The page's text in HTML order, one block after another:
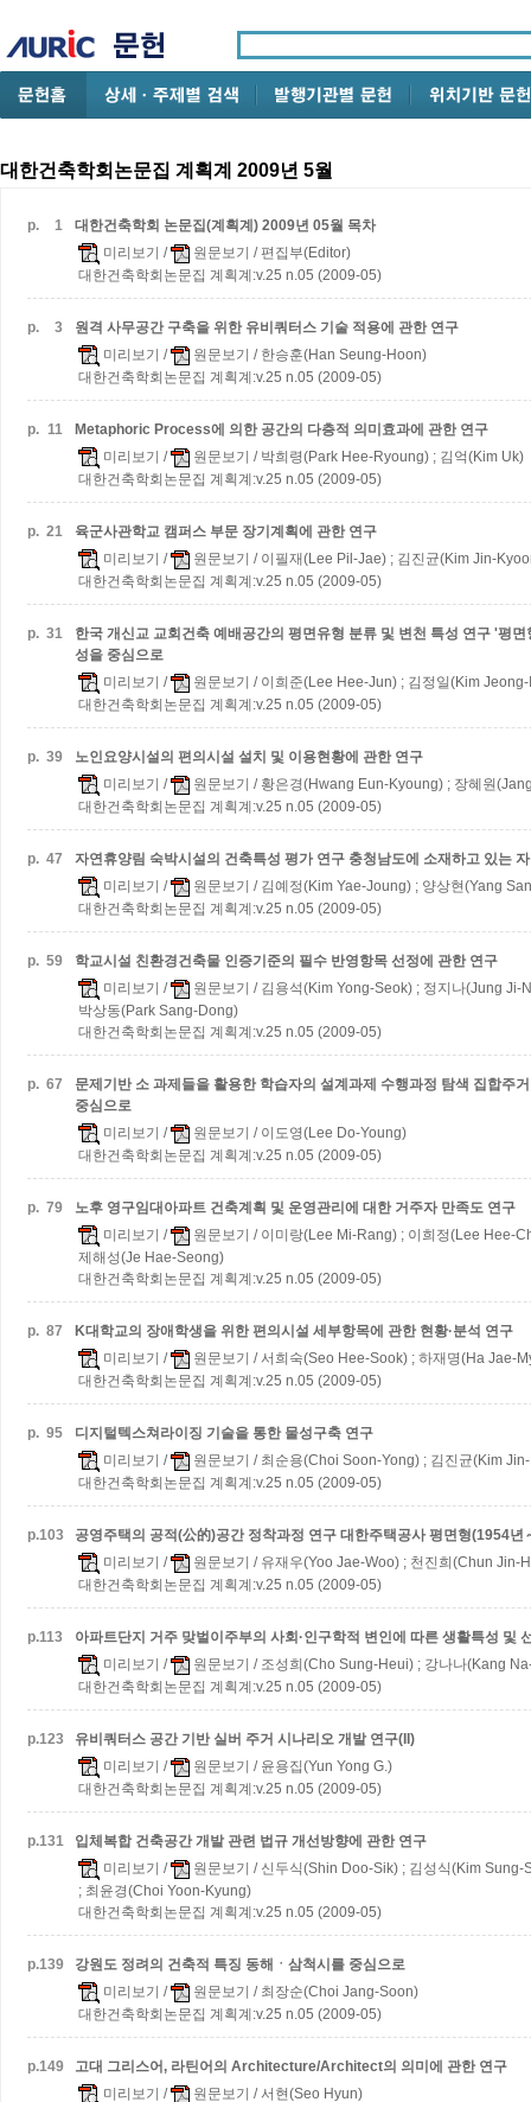
대한건축학회논문집 계획계 2009년 5월
p. 1
대한건축학회 논문집(계획계) 2009년 05월 목차
미리보기 / 원문보기 / 편집부(Editor)
대한건축학회논문집 계획계:v.25 n.05 (2009-05)
p. 3
원격 사무공간 구축을 위한 유비쿼터스 기술 적용에 관한 연구
미리보기 / 원문보기 / 한승훈(Han Seung-Hoon)
대한건축학회논문집 계획계:v.25 n.05 (2009-05)
p. 11
Metaphoric Process에 의한 공간의 다층적 의미효과에 관한 연구
미리보기 / 원문보기 / 박희령(Park Hee-Ryoung) ; 김억(Kim Uk)
대한건축학회논문집 계획계:v.25 n.05 (2009-05)
p. 21
육군사관학교 캠퍼스 부문 장기계획에 관한 연구
미리보기 / 원문보기 / 이필재(Lee Pil-Jae) ; 김진균(Kim Jin-
대한건축학회논문집 계획계:v.25 n.05 (2009-05)
p. 31 한국 개신교 교회건축 예배공간의 평면유형 분류 및 변천 특성 연구 '평면
성을 중심으로
미리보기 / 원문보기 / 이희준(Lee Hee-Jun) ; 김정일(Kim
대한건축학회논문집 계획계:v.25 n.05 (2009-05)
p. 39
노인요양시설의 편의시설 설치 및 이용현황에 관한 연구
미리보기 / 원문보기 / 황은경(Hwang Eun-Kyoung) ; 장혜원
대한건축학회논문집 계획계:v.25 n.05 (2009-05)
p. 47 자연휴양림 숙박시설의 건축특성 평가 연구 충청남도에 소재하고 있는
미리보기 / 원문보기 / 김예정(Kim Yae-Joung) ; 양상현(Yang
대한건축학회논문집 계획계:v.25 n.05 (2009-05)
p. 59
학교시설 친환경건축물 인증기준의 필수 반영항목 선정에 관한 연구
미리보기 / 원문보기 / 김용석(Kim Yong-Seok) ; 정지나(Jung Ji-
박상동(Park Sang-Dong)
대한건축학회논문집 계획계:v.25 n.05 (2009-05)
p. 67 문제기반 소 과제들을 활용한 학습자의 설계과제 수행과정 탐색 집합주
중심으로
미리보기 / 원문보기 / 이도영(Lee Do-Young)
대한건축학회논문집 계획계:v.25 n.05 (2009-05)
p. 79
노후 영구임대아파트 건축계획 및 운영관리에 대한 거주자 만족도 연구
미리보기 / 원문보기 / 이미랑(Lee Mi-Rang) ; 이희정(Lee Hee-
제해성(Je Hae-Seong)
대한건축학회논문집 계획계:v.25 n.05 (2009-05)
p. 87
K대학교의 장애학생을 위한 편의시설 세부항목에 관한 현황·분석 연구
미리보기 / 원문보기 / 서희숙(Seo Hee-Sook) ; 하재명(Ha Jae-
대한건축학회논문집 계획계:v.25 n.05 (2009-05)
p. 95
디지털텍스쳐라이징 기술을 통한 물성구축 연구
미리보기 / 원문보기 / 최순용(Choi Soon-Yong) ; 김진균(Kim
대한건축학회논문집 계획계:v.25 n.05 (2009-05)
p.103 공영주택의 공적(公的)공간 정착과정 연구 대한주택공사 평면형(1954년
미리보기 / 원문보기 / 유재우(Yoo Jae-Woo) ; 천진희(Chun Jin-
대한건축학회논문집 계획계:v.25 n.05 (2009-05)
p.113
아파트단지 거주 맞벌이주부의 사회·인구학적 변인에 따른 생활특성 및
미리보기 / 원문보기 / 조성희(Cho Sung-Heui) ; 강나나(Kang
대한건축학회논문집 계획계:v.25 n.05 (2009-05)
p.123
유비쿼터스 공간 기반 실버 주거 시나리오 개발 연구(II)
미리보기 / 원문보기 / 윤용집(Yun Yong G.)
대한건축학회논문집 계획계:v.25 n.05 (2009-05)
p.131
입체복합 건축공간 개발 관련 법규 개선방향에 관한 연구
미리보기 / 원문보기 / 신두식(Shin Doo-Sik) ; 김성식(Kim
; 최윤경(Choi Yoon-Kyung)
대한건축학회논문집 계획계:v.25 n.05 (2009-05)
p.139 강원도 정려의 건축적 특징 동해ㆍ삼척시를 중심으로
미리보기 / 원문보기 / 최장순(Choi Jang-Soon)
대한건축학회논문집 계획계:v.25 n.05 (2009-05)
p.149
고대 그리스어, 라틴어의 Architecture/Architect의 의미에 관한 연구
미리보기 / 원문보기 / 서현(Seo Hyun)